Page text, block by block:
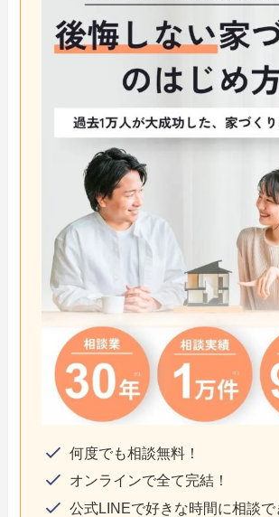
何度でも相談無料！
オンラインで全て完結！
公式LINEで好きな時間に相談で